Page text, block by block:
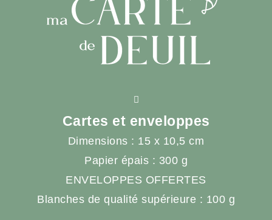
Cartes et enveloppes
Dimensions : 15 x 10,5 cm
Papier épais : 300 g
ENVELOPPES OFFERTES
Blanches de qualité supérieure : 100 g